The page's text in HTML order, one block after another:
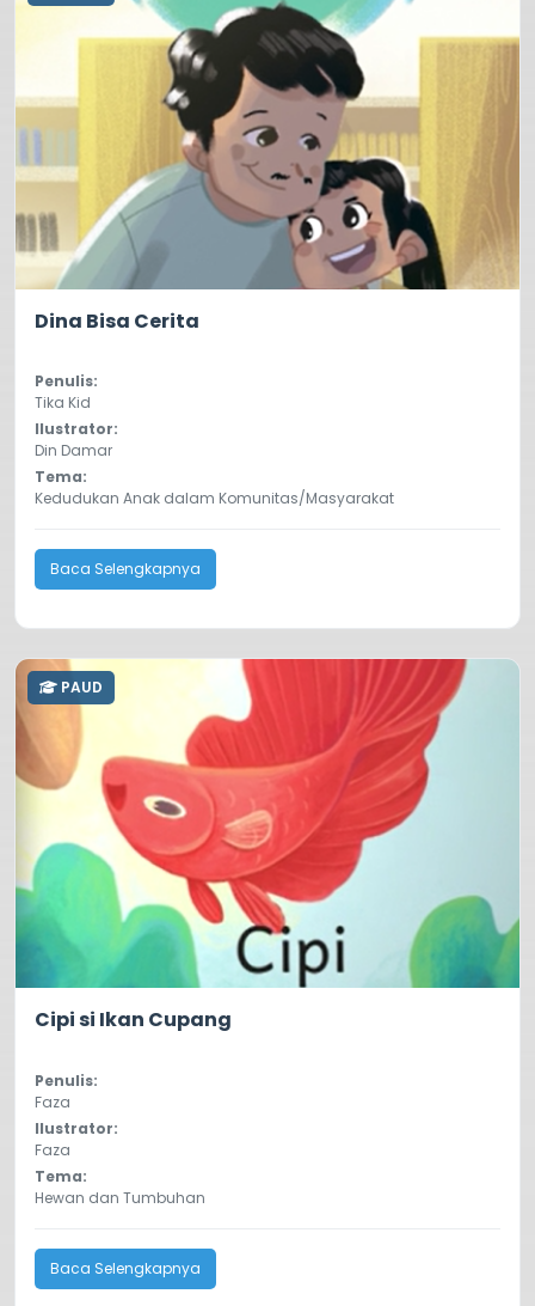
Dina Bisa Cerita
Penulis:
Tika Kid
Ilustrator:
Din Damar
Tema:
Kedudukan Anak dalam Komunitas/Masyarakat
Baca Selengkapnya
PAUD
Cipi si Ikan Cupang
Penulis:
Faza
Ilustrator:
Faza
Tema:
Hewan dan Tumbuhan
Baca Selengkapnya